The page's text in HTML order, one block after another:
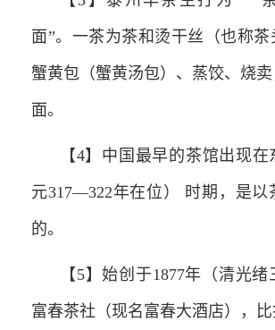
面”。一茶为茶和烫干丝（也称茶
蟹黄包（蟹黄汤包）、蒸饺、烧
面。
【4】中国最早的茶馆出现
元317—322年在位） 时期，是以
的。
【5】始创于1877年（清光
富春茶社（现名富春大酒店），